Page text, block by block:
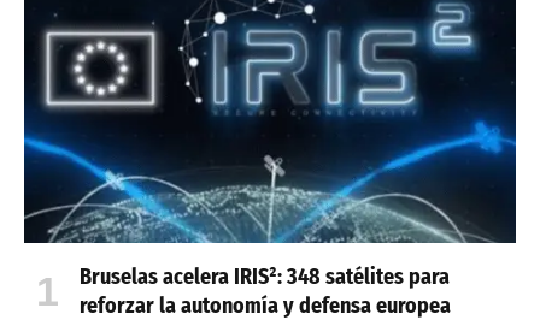
Bruselas acelera IRIS²: 348 satélites para
reforzar la autonomía y defensa europea